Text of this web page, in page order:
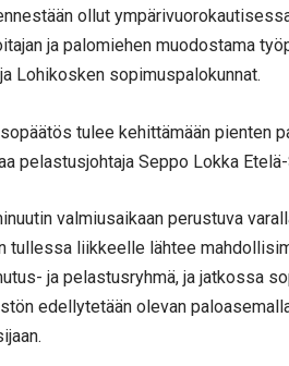
ollut
ja palomiehen muodostama
Lohikosken sopimuspalokunnat.
tulee kehittämään pienten
pelastusjohtaja Seppo Lokka
valmiusaikaan perustuva
tullessa liikkeelle lähtee
ja pelastusryhmä, ja jatkossa
edellytetään olevan